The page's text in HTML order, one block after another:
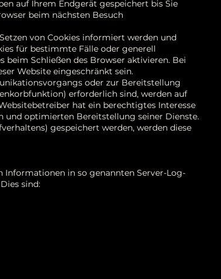
auf Ihrem Endgerät gespeichert bis Sie
beim nächsten Besuch
von Cookies informiert werden und
für bestimmte Fälle oder generell
beim Schließen des Browser aktivieren. Bei
Website eingeschränkt sein.
oder zur Bereitstellung
erforderlich sind, werden auf
hat ein berechtigtes Interesse
und optimierten Bereitstellung seiner Dienste.
gespeichert werden, werden diese
in so genannten Server-Log-
sind: